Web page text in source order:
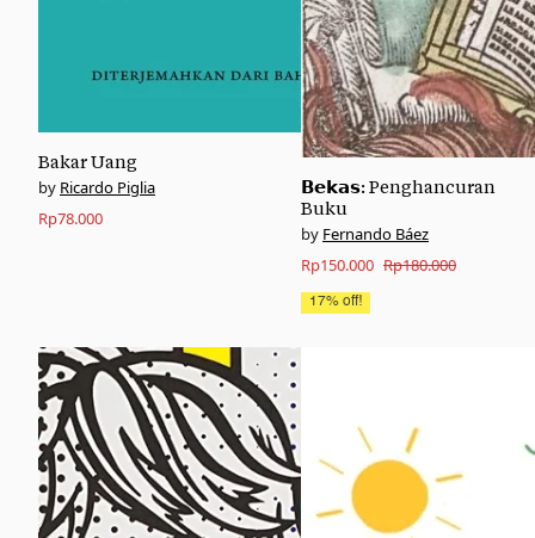
Bakar Uang
Ricardo Piglia
Rp78.000
𝗕𝗲𝗸𝗮𝘀: Penghancuran
Buku
Fernando Báez
Rp180.000
Original
price
Rp150.000
Current
price
17% off!